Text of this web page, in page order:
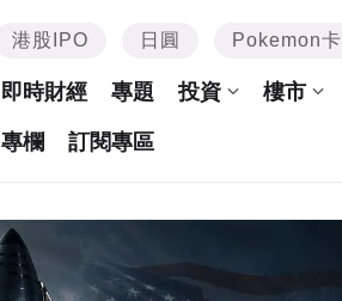
港股IPO 日圓 Pokemon卡
即時財經 專題 投資 樓市
專欄 訂閱專區